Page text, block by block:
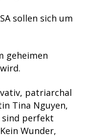
sollen sich um
geheimen
patriarchal
Tina Nguyen,
sind perfekt
Wunder,